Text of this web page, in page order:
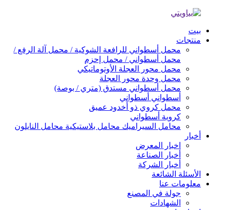
بيت
منتجات
محمل أسطواني للرافعة الشوكية / محمل آلة الرفع /
محمل أسطواني / محمل إحزم
محمل محور العجلة الأوتوماتيكي
محمل وحدة محور العجلة
محمل أسطواني مستدق (متري / بوصة)
أسطواني أسطواني
محمل كروي ذو أخدود عميق
كروية أسطواني
محامل السيراميك محامل بلاستيكية محامل النايلون
أخبار
اخبار المعرض
أخبار الصناعة
أخبار الشركة
الأسئلة الشائعة
معلومات عنا
جولة في المصنع
الشهادات